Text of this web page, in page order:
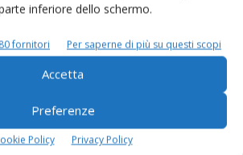
inferiore dello schermo.
fornitori Per saperne di più su questi scopi
Accetta
Preferenze
Policy Privacy Policy
i diritti riservati. Sede legale Via Eritrea 21 -